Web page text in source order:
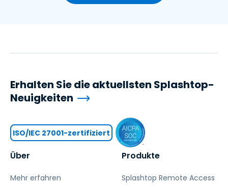
Über
Mehr erfahren
Produkte
Splashtop Remote Access
Erhalten Sie die aktuellsten Splashtop-
Neuigkeiten
ISO/IEC 27001-zertifiziert